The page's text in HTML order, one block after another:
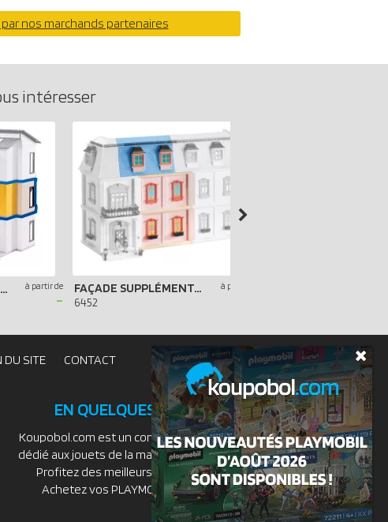
nos marchands partenaires
intéresser
ETAGE SUPPLÉMENTAIRE POUR MAISON MODERNE à partir de
-
FAÇADE SUPPLÉMENTAIRE POUR MAISON TRADITIONNELLE
6452
à partir de
DU SITE CONTACT
EN QUELQUES MOTS
Koupobol.com est un comparateur de prix
dédié aux jouets de la marque PLAYMOBIL.
Profitez des meilleurs prix du moment.
Achetez vos PLAYMOBIL moins chers.